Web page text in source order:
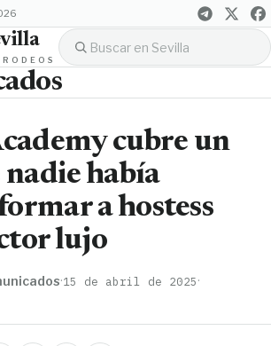
cubre un
había
a hostess
lujo
·15 de abril de 2025·